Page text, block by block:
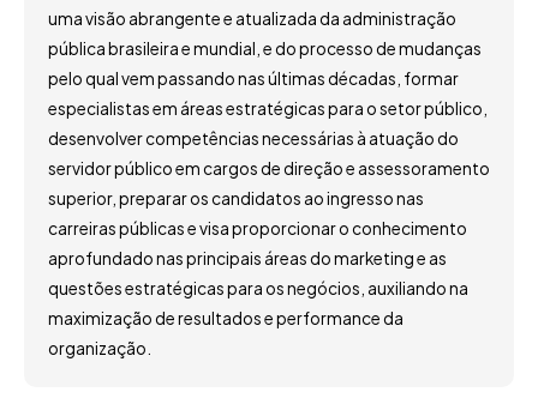
uma visão abrangente e atualizada da administração
pública brasileira e mundial, e do processo de mudanças
pelo qual vem passando nas últimas décadas, formar
especialistas em áreas estratégicas para o setor público,
desenvolver competências necessárias à atuação do
servidor público em cargos de direção e assessoramento
superior, preparar os candidatos ao ingresso nas
carreiras públicas e visa proporcionar o conhecimento
aprofundado nas principais áreas do marketing e as
questões estratégicas para os negócios, auxiliando na
maximização de resultados e performance da
organização.